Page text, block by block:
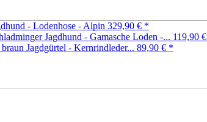
- Lodenhose - Alpin 329,90 € *
Jagdhund - Gamasche Loden -... 119,90 €
Jagdgürtel - Kernrindleder... 89,90 € *